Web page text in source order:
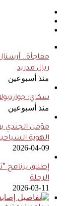
مفاجأة..
ريال مدريد
منذ أسبوعين
سكاي:
منذ أسبوعين
الهوية
2026-04-09
إطلاق برنامج
الرحلة
2026-03-11